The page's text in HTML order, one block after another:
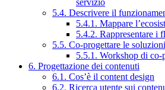
servizio
5.4. Descrivere il
5.4.1. Mappare
5.4.2. Rappresentare i
5.5. Co-progettare le soluzioni
5.5.1. Workshop di co-
6. Progettazione dei contenuti
6.1. Cos’è il content design
6.2. Ricerca utente sui